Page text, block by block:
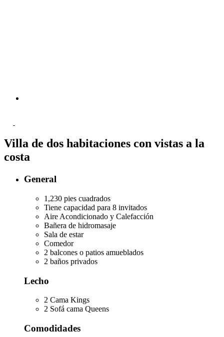
Villa de dos habitaciones con vistas a la
costa
General
1,230 pies cuadrados
Tiene capacidad para 8 invitados
Aire Acondicionado y Calefacción
Bañera de hidromasaje
Sala de estar
Comedor
2 balcones o patios amueblados
2 baños privados
Lecho
2 Cama Kings
2 Sofá cama Queens
Comodidades